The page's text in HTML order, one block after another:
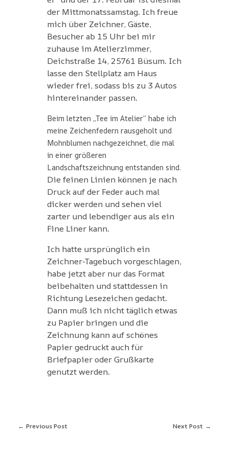
der Mittmonatssamstag. Ich freue
mich über Zeichner, Gäste,
Besucher ab 15 Uhr bei mir
zuhause im Atelierzimmer,
Deichstraße 14, 25761 Büsum. Ich
lasse den Stellplatz am Haus
wieder frei, sodass bis zu 3 Autos
hintereinander passen.
Beim letzten „Tee im Atelier“ habe ich
meine Zeichenfedern rausgeholt und
Mohnblumen nachgezeichnet, die mal
in einer größeren
Landschaftszeichnung entstanden sind.
Die feinen Linien können je nach
Druck auf der Feder auch mal
dicker werden und sehen viel
zarter und lebendiger aus als ein
Fine Liner kann.
Ich hatte ursprünglich ein
Zeichner-Tagebuch vorgeschlagen,
habe jetzt aber nur das Format
beibehalten und stattdessen in
Richtung Lesezeichen gedacht.
Dann muß ich nicht täglich etwas
zu Papier bringen und die
Zeichnung kann auf schönes
Papier gedruckt auch für
Briefpapier oder Grußkarte
genutzt werden.
Previous Post Next Post